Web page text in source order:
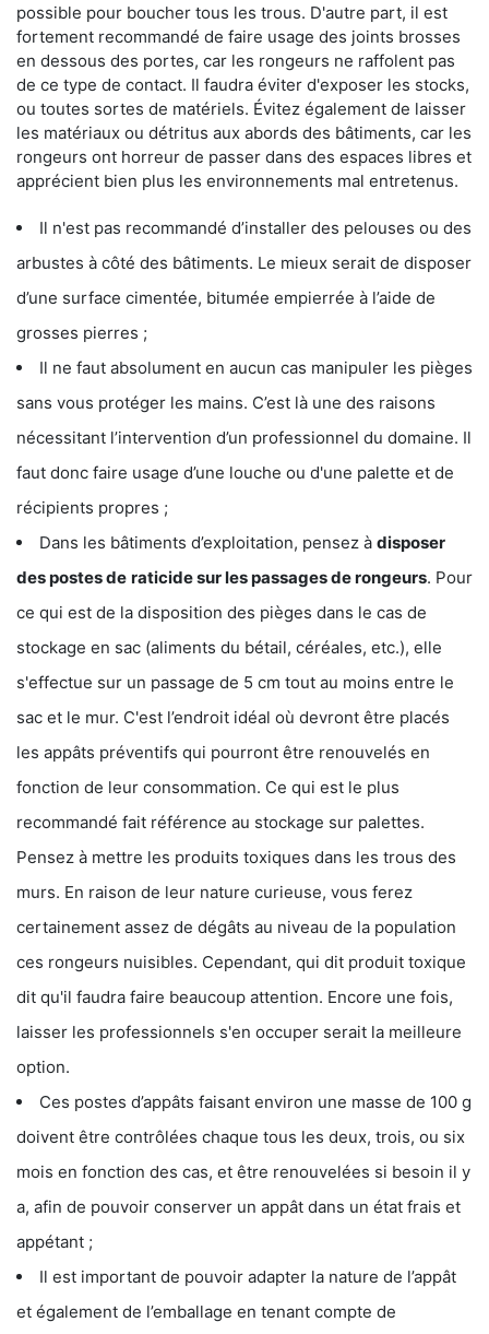
possible pour boucher tous les trous. D'autre part, il est
fortement recommandé de faire usage des joints brosses
en dessous des portes, car les rongeurs ne raffolent pas
de ce type de contact. Il faudra éviter d'exposer les stocks,
ou toutes sortes de matériels. Évitez également de laisser
les matériaux ou détritus aux abords des bâtiments, car les
rongeurs ont horreur de passer dans des espaces libres et
apprécient bien plus les environnements mal entretenus.
Il n'est pas recommandé d’installer des pelouses ou des
arbustes à côté des bâtiments. Le mieux serait de disposer
d’une surface cimentée, bitumée empierrée à l’aide de
grosses pierres ;
Il ne faut absolument en aucun cas manipuler les pièges
sans vous protéger les mains. C’est là une des raisons
nécessitant l’intervention d’un professionnel du domaine. Il
faut donc faire usage d’une louche ou d'une palette et de
récipients propres ;
Dans les bâtiments d’exploitation, pensez à disposer
des postes de raticide sur les passages de rongeurs. Pour
ce qui est de la disposition des pièges dans le cas de
stockage en sac (aliments du bétail, céréales, etc.), elle
s'effectue sur un passage de 5 cm tout au moins entre le
sac et le mur. C'est l’endroit idéal où devront être placés
les appâts préventifs qui pourront être renouvelés en
fonction de leur consommation. Ce qui est le plus
recommandé fait référence au stockage sur palettes.
Pensez à mettre les produits toxiques dans les trous des
murs. En raison de leur nature curieuse, vous ferez
certainement assez de dégâts au niveau de la population
ces rongeurs nuisibles. Cependant, qui dit produit toxique
dit qu'il faudra faire beaucoup attention. Encore une fois,
laisser les professionnels s'en occuper serait la meilleure
option.
Ces postes d’appâts faisant environ une masse de 100 g
doivent être contrôlées chaque tous les deux, trois, ou six
mois en fonction des cas, et être renouvelées si besoin il y
a, afin de pouvoir conserver un appât dans un état frais et
appétant ;
Il est important de pouvoir adapter la nature de l’appât
et également de l’emballage en tenant compte de